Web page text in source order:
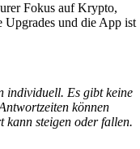
Fokus auf Krypto,
Upgrades und die App ist
individuell. Es gibt keine
können
kann steigen oder fallen.